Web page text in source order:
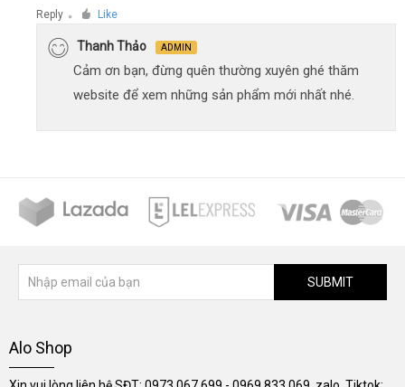
Reply ● Like
Thanh Thảo ADMIN
Cảm ơn bạn, đừng quên thường xuyên ghé thăm
website để xem những sản phẩm mới nhất nhé.
SUBMIT
Alo Shop